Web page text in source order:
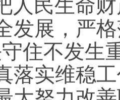
人民生命
发展，严
住不发生
落实维稳